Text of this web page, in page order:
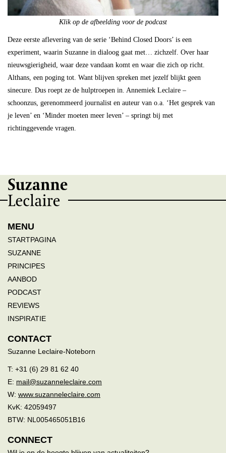
Klik op de afbeelding voor de podcast
Deze eerste aflevering van de serie ‘Behind Closed Doors’ is een
experiment, waarin Suzanne in dialoog gaat met… zichzelf. Over haar
nieuwsgierigheid, waar deze vandaan komt en waar die zich op richt.
Althans, een poging tot. Want blijven spreken met jezelf blijkt geen
sinecure. Dus roept ze de hulptroepen in. Annemiek Leclaire –
schoonzus, gerenommeerd journalist en auteur van o.a. ‘Het gesprek van
je leven’ en ‘Minder moeten meer leven’ – springt bij met
richtinggevende vragen.
MENU
STARTPAGINA
SUZANNE
PRINCIPES
AANBOD
PODCAST
REVIEWS
INSPIRATIE
CONTACT
Suzanne Leclaire-Noteborn
T: +31 (6) 29 81 62 40
E: mail@suzanneleclaire.com
W: www.suzanneleclaire.com
KvK: 42059497
BTW: NL005465051B16
CONNECT